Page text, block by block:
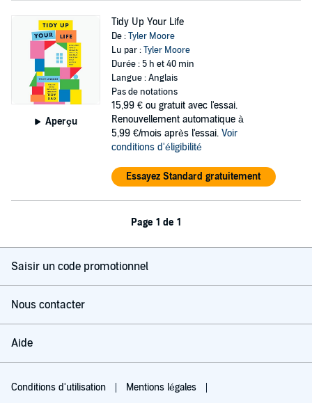
Aperçu
Tidy Up Your Life
De :Tyler Moore
Lu par :Tyler Moore
Durée : 5 h et 40 min
Langue : Anglais
Pas de notations
15,99 € ou gratuit avec l'essai.
Renouvellement automatique à
5,99 €/mois après l'essai. Voir
conditions d'éligibilité
Essayez Standard gratuitement
Page 1 de 1
Saisir un code promotionnel
Nous contacter
Aide
Conditions d'utilisation Mentions légales